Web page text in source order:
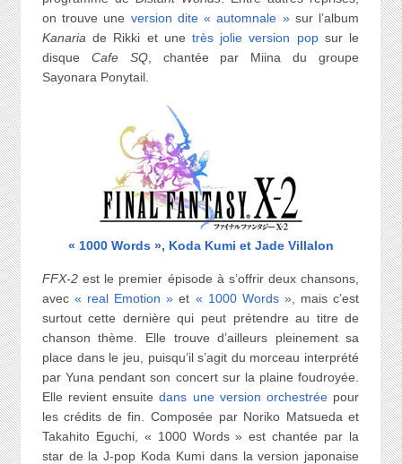
on trouve une version dite « automnale »sur l’album
Kanaria de Rikki et une très jolie version popsur le
disque Cafe SQ, chantée par Miina du groupe
Sayonara Ponytail.
« 1000 Words », Koda Kumi et Jade Villalon
FFX-2est le premier épisode à s’offrir deux chansons,
avec « real Emotion » et « 1000 Words », mais c’est
surtout cette dernière qui peut prétendre au titre de
chanson thème. Elle trouve d’ailleurs pleinement sa
place dans le jeu, puisqu’il s’agit du morceau interprété
par Yuna pendant son concert sur la plaine foudroyée.
Elle revient ensuitedans une version orchestréepour
les crédits de fin. Composée par Noriko Matsueda et
Takahito Eguchi, « 1000 Words » est chantée par la
star de la J-pop Koda Kumi dans la version japonaise